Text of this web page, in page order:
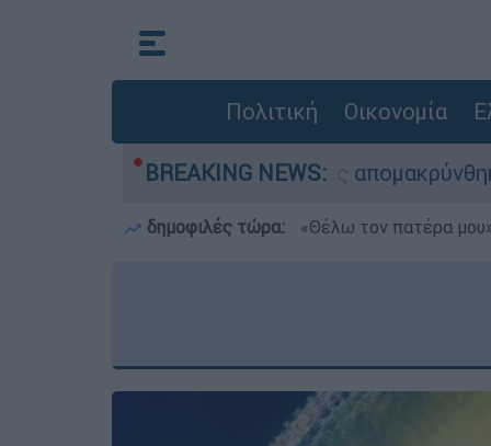
Πολιτική Οικονομία
BREAKING NEWS:
- 254 πολίτες απομακρύνθηκαν διά
δημοφιλές τώρα: «Θέλω τον πατέρα